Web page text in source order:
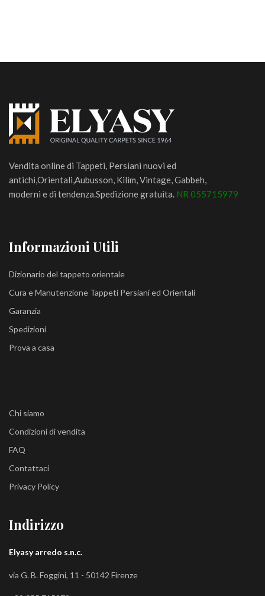
Vendita online di Tappeti, Persiani nuovi ed
antichi,Orientali,Aubusson, Kilim, Vintage, Gabbeh,
moderni e di tendenza.Spedizione gratuita. NR 055715979
Informazioni Utili
Dizionario del tappeto orientale
Cura e Manutenzione Tappeti Persiani ed Orientali
Garanzia
Spedizioni
Prova a casa
Chi siamo
Condizioni di vendita
FAQ
Contattaci
Privacy Policy
Indirizzo
Elyasy arredo s.n.c.
via G. B. Foggini, 11 - 50142 Firenze